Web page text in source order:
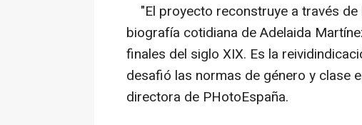
"El proyecto reconstruye a través
biografía cotidiana de Adelaida
finales del siglo XIX. Es la
desafió las normas de género y clase
directora de PHotoEspaña.